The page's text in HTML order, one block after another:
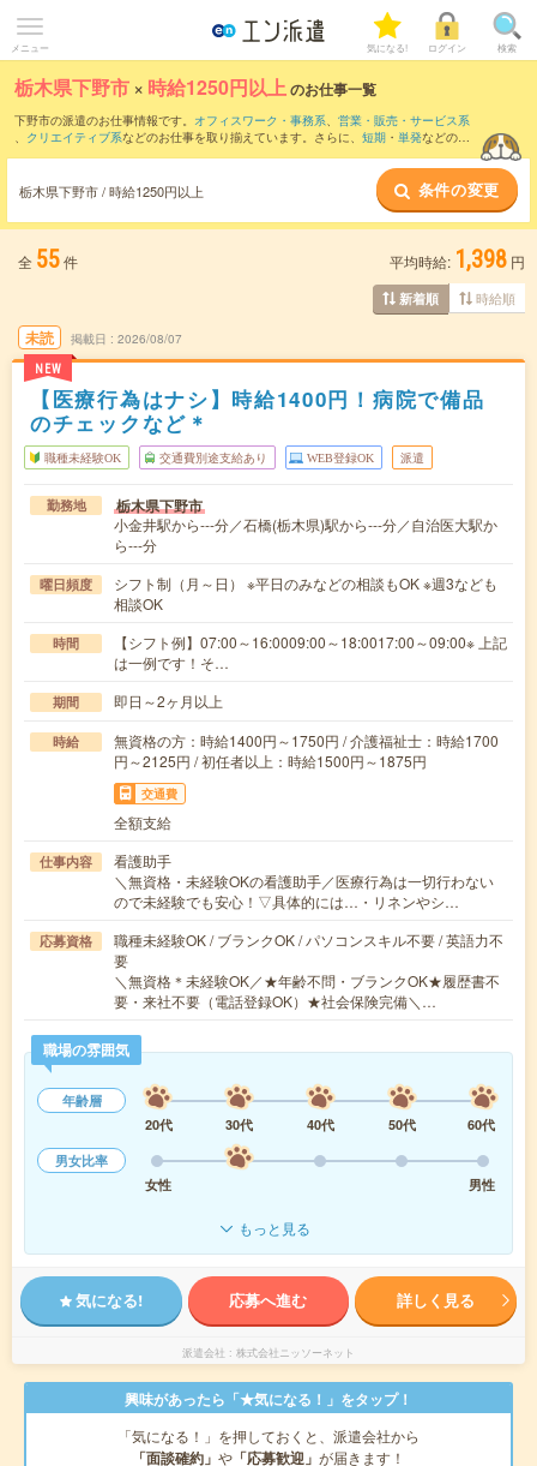
メニュー 気になる! ログイン 検索
栃木県下野市 × 時給1250円以上のお仕事一覧
下野市の派遣のお仕事情報です。 オフィスワーク・事務系、 営業・販売・サービス系
、 クリエイティブ系などのお仕事を取り揃えています。さらに、 短期 ・ 単発などの期
栃木県下野市 / 時給1250円以上 条件の変更
全 55件 平均時給: 1,398 円
新着順 時給順
未読
NEW
掲載日 2026/08/07
【医療行為はナシ】時給1400円！病院で備品
のチェックなど＊
職種未経験OK 交通費別途支給あり WEB登録OK 派遣
勤務地 栃木県下野市
小金井駅から---分／石橋(栃木県)駅から---分／自治医大駅か
ら---分
曜日頻度
シフト制（月～日） ※平日のみなどの相談もOK ※週3なども
相談OK
時間
【シフト例】07:00～16:0009:00～18:0017:00～09:00※ 上記
は一例です！そ…
期間 即日～2ヶ月以上
時給
無資格の方：時給1400円～1750円 / 介護福祉士：時給1700
円～2125円 / 初任者以上：時給1500円～1875円
交通費
全額支給
仕事内容
看護助手
＼無資格・未経験OKの看護助手／医療行為は一切行わない
ので未経験でも安心！▽具体的には…・リネンやシ…
応募資格
職種未経験OK / ブランクOK / パソコンスキル不要 / 英語力不
要
＼無資格＊未経験OK／★年齢不問・ブランクOK★履歴書不
要・来社不要（電話登録OK）★社会保険完備＼…
職場の雰囲気
年齢層
20代
30代 40代 50代
60代
男女比率
女性
男性
もっと見る
気になる! 応募へ進む 詳しく見る
派遣会社 株式会社ニッソーネット
興味があったら「★気になる！」をタップ！
「気になる！」を押しておくと、派遣会社から
「面談確約」 や 「応募歓迎」 が届きます！